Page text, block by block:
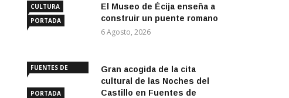
CULTURA
PORTADA
El Museo de Écija enseña a
construir un puente romano
6 Agosto, 2026
FUENTES DE
PORTADA
Gran acogida de la cita
cultural de las Noches del
Castillo en Fuentes de